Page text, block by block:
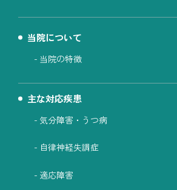
当院について
当院の特徴
主な対応疾患
気分障害・うつ病
自律神経失調症
適応障害